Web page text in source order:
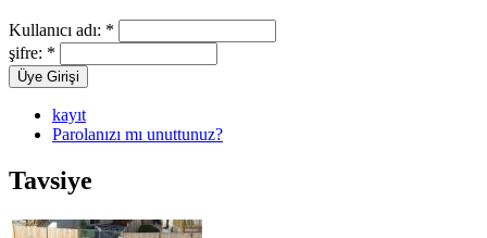
Kullanıcı adı: *
şifre: *
kayıt
Parolanızı mı unuttunuz?
Tavsiye